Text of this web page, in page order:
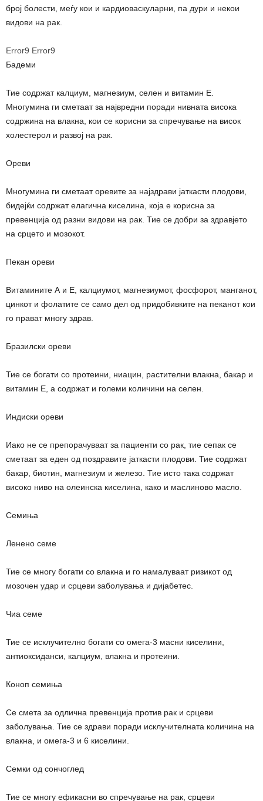
број болести, меѓу кои и кардиоваскуларни, па дури и некои
видови на рак.
Error9 Error9
Бадеми
Тие содржат калциум, магнезиум, селен и витамин Е.
Многумина ги сметаат за највредни поради нивната висока
содржина на влакна, кои се корисни за спречување на висок
холестерол и развој на рак.
Ореви
Многумина ги сметаат оревите за најздрави јаткасти плодови,
бидејќи содржат елагична киселина, која е корисна за
превенција од разни видови на рак. Тие се добри за здравјето
на срцето и мозокот.
Пекан ореви
Витамините А и Е, калциумот, магнезиумот, фосфорот, манганот,
цинкот и фолатите се само дел од придобивките на пеканот кои
го прават многу здрав.
Бразилски ореви
Тие се богати со протеини, ниацин, растителни влакна, бакар и
витамин Е, а содржат и големи количини на селен.
Индиски ореви
Иако не се препорачуваат за пациенти со рак, тие сепак се
сметаат за еден од поздравите јаткасти плодови. Тие содржат
бакар, биотин, магнезиум и железо. Тие исто така содржат
високо ниво на олеинска киселина, како и маслиново масло.
Семиња
Ленено семе
Тие се многу богати со влакна и го намалуваат ризикот од
мозочен удар и срцеви заболувања и дијабетес.
Чиа семе
Тие се исклучително богати со омега-3 масни киселини,
антиоксиданси, калциум, влакна и протеини.
Коноп семиња
Се смета за одлична превенција против рак и срцеви
заболувања. Тие се здрави поради исклучителната количина на
влакна, и омега-3 и 6 киселини.
Семки од сончоглед
Тие се многу ефикасни во спречување на рак, срцеви